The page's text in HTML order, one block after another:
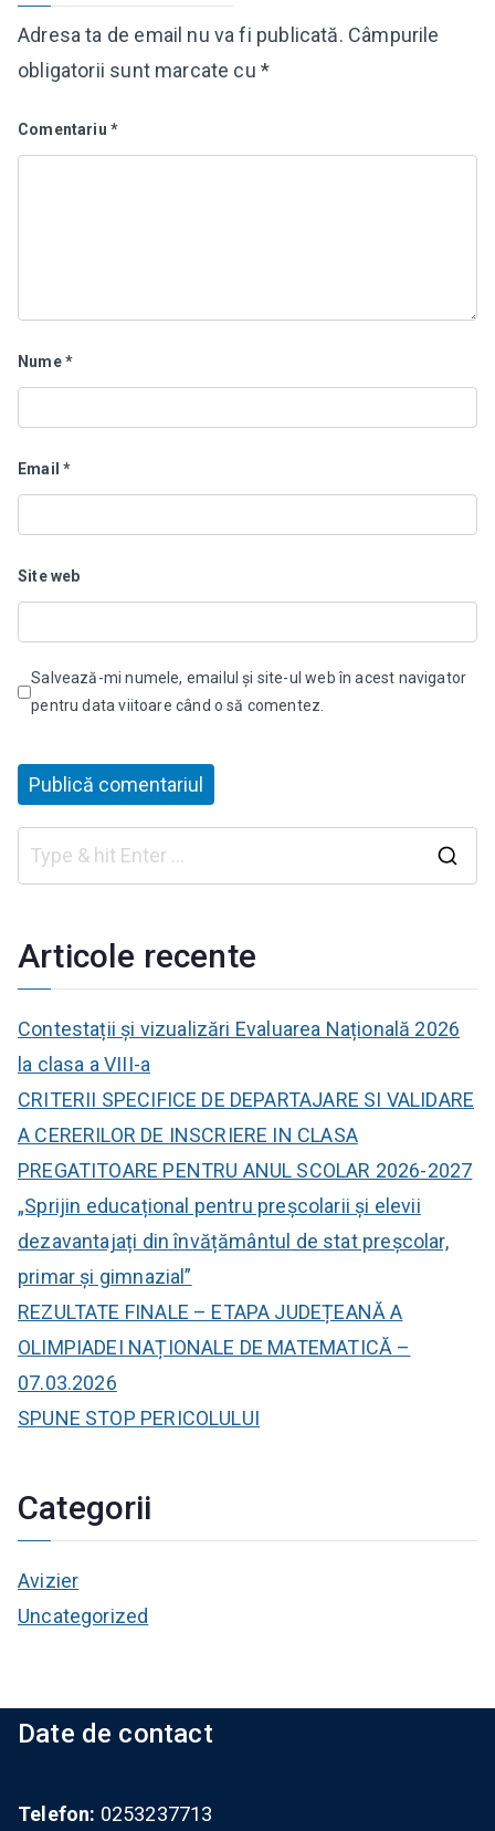
Adresa ta de email nu va fi publicată. Câmpurile
obligatorii sunt marcate cu*
Comentariu *
Nume*
Email*
Site web
Salvează-mi numele, emailul și site-ul web în acest navigator
pentru data viitoare când o să comentez.
Articole recente
Contestații și vizualizări Evaluarea Națională 2026
la clasa a VIII-a
CRITERII SPECIFICE DE DEPARTAJARE SI VALIDARE
A CERERILOR DE INSCRIERE IN CLASA
PREGATITOARE PENTRU ANUL SCOLAR 2026-2027
„Sprijin educațional pentru preșcolarii și elevii
dezavantajați din învățământul de stat preșcolar,
primar și gimnazial”
REZULTATE FINALE – ETAPA JUDEȚEANĂ A
OLIMPIADEI NAȚIONALE DE MATEMATICĂ –
07.03.2026
SPUNE STOP PERICOLULUI
Categorii
Avizier
Uncategorized
Date de contact
Telefon: 0253237713